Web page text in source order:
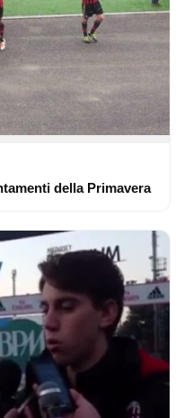
della Primavera